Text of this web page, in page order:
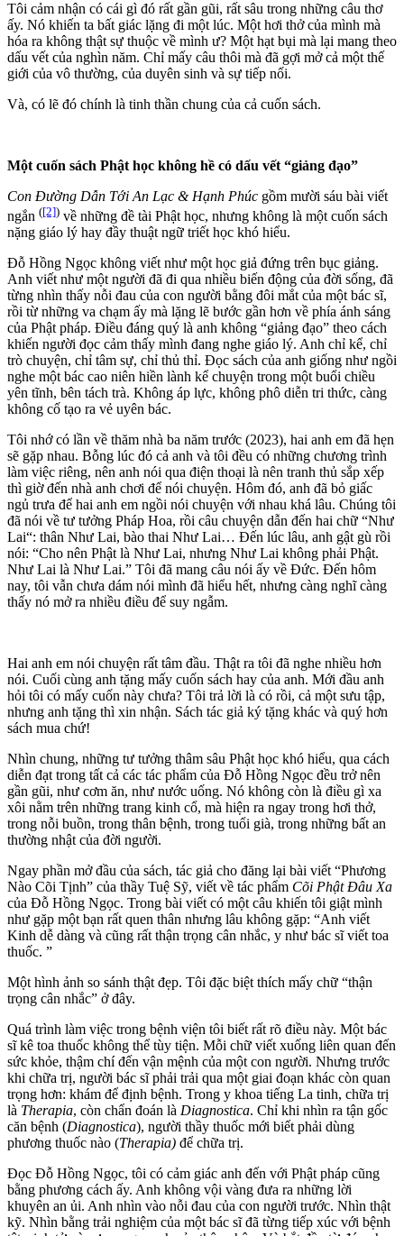
Tôi cảm nhận có cái gì đó rất gần gũi, rất sâu trong những câu thơ
ấy. Nó khiến ta bất giác lặng đi một lúc. Một hơi thở của mình mà
hóa ra không thật sự thuộc về mình ư? Một hạt bụi mà lại mang theo
dấu vết của nghìn năm. Chỉ mấy câu thôi mà đã gợi mở cả một thế
giới của vô thường, của duyên sinh và sự tiếp nối.
Và, có lẽ đó chính là tinh thần chung của cả cuốn sách.
Một cuốn sách Phật học không hề có dấu vết “giảng đạo”
Con Đường Dẫn Tới An Lạc & Hạnh Phúc gồm mười sáu bài viết
ngắn ([2]) về những đề tài Phật học, nhưng không là một cuốn sách
nặng giáo lý hay đầy thuật ngữ triết học khó hiểu.
Đỗ Hồng Ngọc không viết như một học giả đứng trên bục giảng.
Anh viết như một người đã đi qua nhiều biến động của đời sống, đã
từng nhìn thấy nỗi đau của con người bằng đôi mắt của một bác sĩ,
rồi từ những va chạm ấy mà lặng lẽ bước gần hơn về phía ánh sáng
của Phật pháp. Điều đáng quý là anh không “giảng đạo” theo cách
khiến người đọc cảm thấy mình đang nghe giáo lý. Anh chỉ kể, chỉ
trò chuyện, chỉ tâm sự, chỉ thủ thỉ. Đọc sách của anh giống như ngồi
nghe một bác cao niên hiền lành kể chuyện trong một buổi chiều
yên tĩnh, bên tách trà. Không áp lực, không phô diễn tri thức, càng
không cố tạo ra vẻ uyên bác.
Tôi nhớ có lần về thăm nhà ba năm trước (2023), hai anh em đã hẹn
sẽ gặp nhau. Bỗng lúc đó cả anh và tôi đều có những chương trình
làm việc riêng, nên anh nói qua điện thoại là nên tranh thủ sắp xếp
thì giờ đến nhà anh chơi để nói chuyện. Hôm đó, anh đã bỏ giấc
ngủ trưa để hai anh em ngồi nói chuyện với nhau khá lâu. Chúng tôi
đã nói về tư tưởng Pháp Hoa, rồi câu chuyện dẫn đến hai chữ “Như
Lai“: thân Như Lai, bào thai Như Lai… Đến lúc lâu, anh gật gù rồi
nói: “Cho nên Phật là Như Lai, nhưng Như Lai không phải Phật.
Như Lai là Như Lai.” Tôi đã mang câu nói ấy về Đức. Đến hôm
nay, tôi vẫn chưa dám nói mình đã hiểu hết, nhưng càng nghĩ càng
thấy nó mở ra nhiều điều để suy ngẫm.
Hai anh em nói chuyện rất tâm đầu. Thật ra tôi đã nghe nhiều hơn
nói. Cuối cùng anh tặng mấy cuốn sách hay của anh. Mới đầu anh
hỏi tôi có mấy cuốn này chưa? Tôi trả lời là có rồi, cả một sưu tập,
nhưng anh tặng thì xin nhận. Sách tác giả ký tặng khác và quý hơn
sách mua chứ!
Nhìn chung, những tư tưởng thâm sâu Phật học khó hiểu, qua cách
diễn đạt trong tất cả các tác phẩm của Đỗ Hồng Ngọc đều trở nên
gần gũi, như cơm ăn, như nước uống. Nó không còn là điều gì xa
xôi nằm trên những trang kinh cổ, mà hiện ra ngay trong hơi thở,
trong nỗi buồn, trong thân bệnh, trong tuổi già, trong những bất an
thường nhật của đời người.
Ngay phần mở đầu của sách, tác giả cho đăng lại bài viết “Phương
Nào Cõi Tịnh” của thầy Tuệ Sỹ, viết về tác phẩm Cõi Phật Đâu Xa
của Đỗ Hồng Ngọc. Trong bài viết có một câu khiến tôi giật mình
như gặp một bạn rất quen thân nhưng lâu không gặp: “Anh viết
Kinh dễ dàng và cũng rất thận trọng cân nhắc, y như bác sĩ viết toa
thuốc. ”
Một hình ảnh so sánh thật đẹp. Tôi đặc biệt thích mấy chữ “thận
trọng cân nhắc” ở đây.
Quá trình làm việc trong bệnh viện tôi biết rất rõ điều này. Một bác
sĩ kê toa thuốc không thể tùy tiện. Mỗi chữ viết xuống liên quan đến
sức khỏe, thậm chí đến vận mệnh của một con người. Nhưng trước
khi chữa trị, người bác sĩ phải trải qua một giai đoạn khác còn quan
trọng hơn: khám để định bệnh. Trong y khoa tiếng La tinh, chữa trị
là Therapia, còn chẩn đoán là Diagnostica. Chỉ khi nhìn ra tận gốc
căn bệnh (Diagnostica), người thầy thuốc mới biết phải dùng
phương thuốc nào (Therapia) để chữa trị.
Đọc Đỗ Hồng Ngọc, tôi có cảm giác anh đến với Phật pháp cũng
bằng phương cách ấy. Anh không vội vàng đưa ra những lời
khuyên an ủi. Anh nhìn vào nỗi đau của con người trước. Nhìn thật
kỹ. Nhìn bằng trải nghiệm của một bác sĩ đã từng tiếp xúc với bệnh